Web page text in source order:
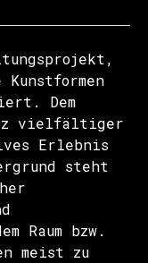
Dem
vielfältiger
Erlebnis
steht
Raum bzw.
meist zu